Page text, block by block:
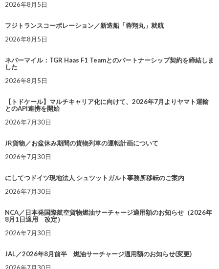
2026年8月5日
フジトランスコーポレーション／新造船「蓉翔丸」就航
2026年8月5日
ネバーマイル：TGR Haas F1 Teamとのパートナーシップ契約を締結しま
した
2026年8月5日
【トドケール】マルチキャリア化に向けて、2026年7月よりヤマト運輸
とのAPI連携を開始
2026年7月30日
JR貨物／お盆休み期間の貨物列車の運転計画について
2026年7月30日
にしてつドイツ現地法人 シュツットガルト事務所移転のご案内
2026年7月30日
NCA／日本発国際航空貨物燃油サーチャージ適用額のお知らせ（2026年
8月1日適用 改定）
2026年7月30日
JAL／2026年8月前半 燃油サーチャージ適用額のお知らせ(変更)